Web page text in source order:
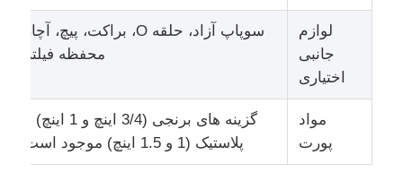
نرم کننده آب
لوازم
جانبی
اختیاری
سوپاپ آزاد، حلقه O، براکت، پیچ، آچار
محفظه فیلتر
مواد
پورت
گزینه های برنجی (3/4 اینچ و 1 اینچ) و
پلاستیک (1 و 1.5 اینچ) موجود است